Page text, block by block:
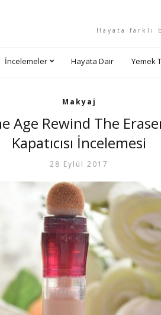
Hayata farklı
İncelemeler Hayata Dair Yemek
Makyaj
Age Rewind The
Kapatıcısı İncelemesi
28 Eylül 2017